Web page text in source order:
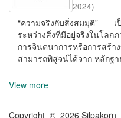
2024)
“ความจริงกับสิ่งสมมุติ” เ
ระหว่างสิ่งที่มีอยู่จริงในโลก
การจินตนาการหรือการสร้
สามารถพิสูจน์ได้จาก หลักฐ
View more
Copyright © 2026 Silpakorn